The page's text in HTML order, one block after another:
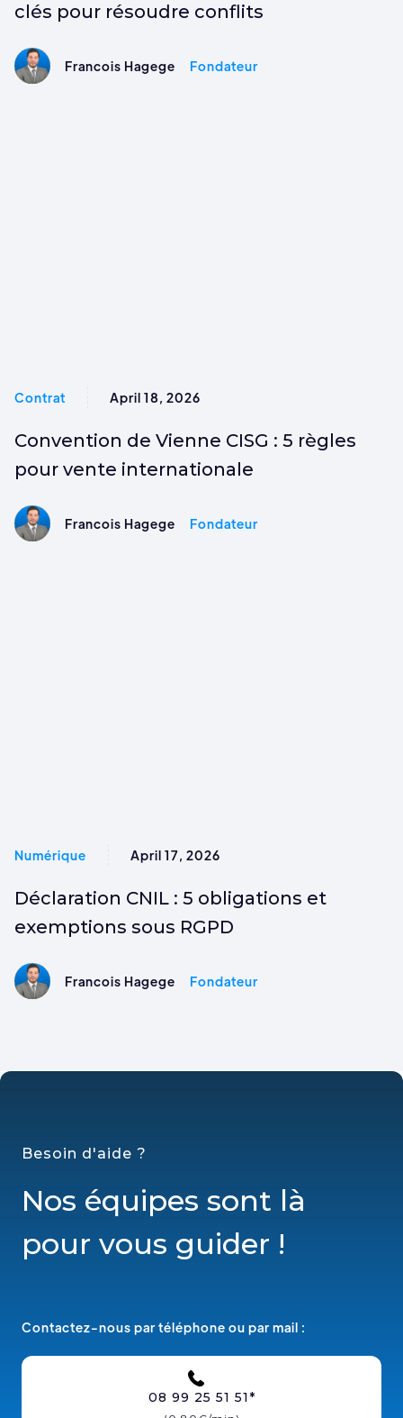
clés pour résoudre conflits
Francois Hagege Fondateur
Contrat April 18, 2026
Convention de Vienne CISG : 5 règles
pour vente internationale
Francois Hagege Fondateur
Numérique April 17, 2026
Déclaration CNIL : 5 obligations et
exemptions sous RGPD
Francois Hagege Fondateur
Besoin d'aide ?
Nos équipes sont là
pour vous guider !
Contactez-nous par téléphone ou par mail :
08 99 25 51 51*